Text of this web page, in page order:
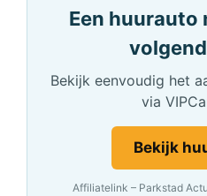
Een huurauto
Bekijk eenvoudig het
via
Bekijk
Affiliatelink – Parkstad